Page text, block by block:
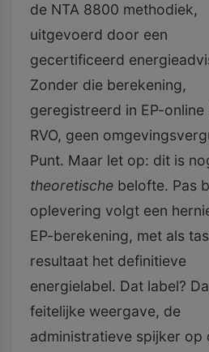
de NTA 8800 methodiek,
uitgevoerd door een
gecertificeerd
Zonder die berekening,
geregistreerd in EP-online
RVO, geen
Punt. Maar let op: dit is
theoretische belofte. Pas
oplevering volgt een
EP-berekening, met als
resultaat het definitieve
energielabel. Dat label?
feitelijke weergave, de
administratieve spijker op